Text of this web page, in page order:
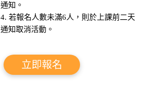
通知。
若報名人數未滿6人，則於上課前二天
通知取消活動。
立即報名